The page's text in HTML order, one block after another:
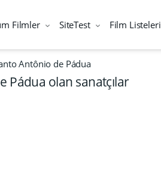
Filmler SiteTest Film Listeleri
Antônio de Pádua
Pádua olan sanatçılar